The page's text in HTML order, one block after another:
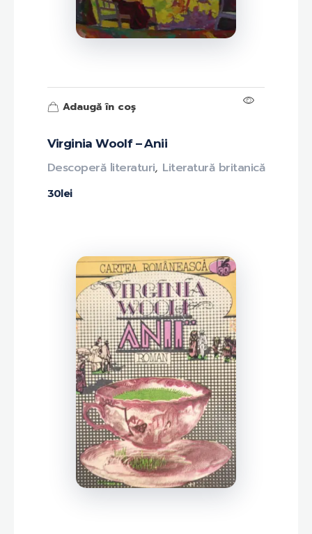
Virginia Woolf – Anii
30lei
Descoperă literaturi, Literatură britanică
Adaugă în coș